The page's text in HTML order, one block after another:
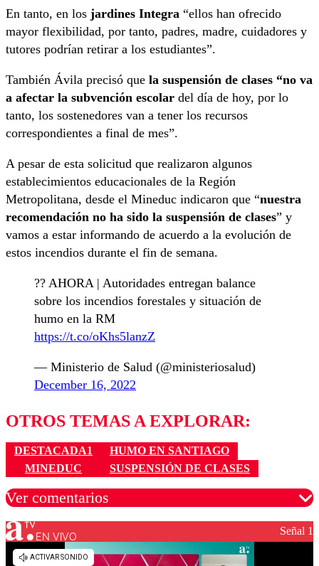
En tanto, en los jardines Integra “ellos han ofrecido
mayor flexibilidad, por tanto, padres, madre, cuidadores y
tutores podrían retirar a los estudiantes”.
También Ávila precisó que la suspensión de clases “no va
a afectar la subvención escolar del día de hoy, por lo
tanto, los sostenedores van a tener los recursos
correspondientes a final de mes”.
A pesar de esta solicitud que realizaron algunos
establecimientos educacionales de la Región
Metropolitana, desde el Mineduc indicaron que “nuestra
recomendación no ha sido la suspensión de clases” y
vamos a estar informando de acuerdo a la evolución de
estos incendios durante el fin de semana.
?? AHORA | Autoridades entregan balance
sobre los incendios forestales y situación de
humo en la RM
https://t.co/oKhs5lanzZ
— Ministerio de Salud (@ministeriosalud)
December 16, 2022
OTROS TEMAS A EXPLORAR:
DESTACADA1
HUMO EN SANTIAGO
MINEDUC
SUSPENSIÓN DE CLASES
Ver comentarios
Los comentarios son moderados para garantizar un
diálogo respetuoso.
EN VIVO Señal 1